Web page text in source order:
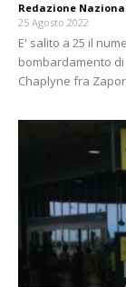
Redazione
25 Agosto 2022
E' salito a 25 il
bombardamento
Chaplyne fra